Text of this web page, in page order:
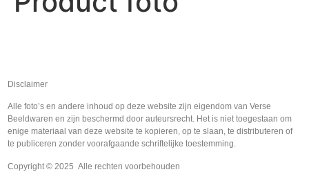
Disclaimer
Alle foto’s en andere inhoud op deze website zijn eigendom van Verse
Beeldwaren en zijn beschermd door auteursrecht. Het is niet toegestaan om
enige materiaal van deze website te kopieren, op te slaan, te distributeren of
te publiceren zonder voorafgaande schriftelijke toestemming.
Copyright © 2025 Alle rechten voorbehouden